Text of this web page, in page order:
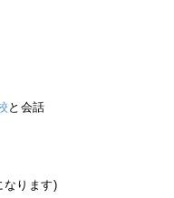
と会話
なります)